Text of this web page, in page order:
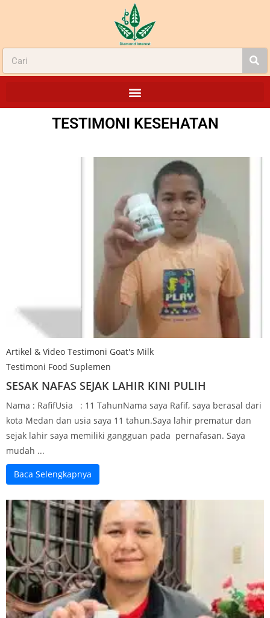
TESTIMONI KESEHATAN
Artikel & Video Testimoni Goat's Milk
Testimoni Food Suplemen
SESAK NAFAS SEJAK LAHIR KINI PULIH
Nama : RafifUsia : 11 TahunNama saya Rafif, saya berasal dari
kota Medan dan usia saya 11 tahun.Saya lahir prematur dan
sejak lahir saya memiliki gangguan pada pernafasan. Saya
mudah ...
Baca Selengkapnya